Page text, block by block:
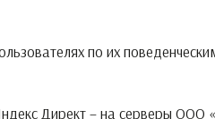
по их
Директ – на серверы ООО